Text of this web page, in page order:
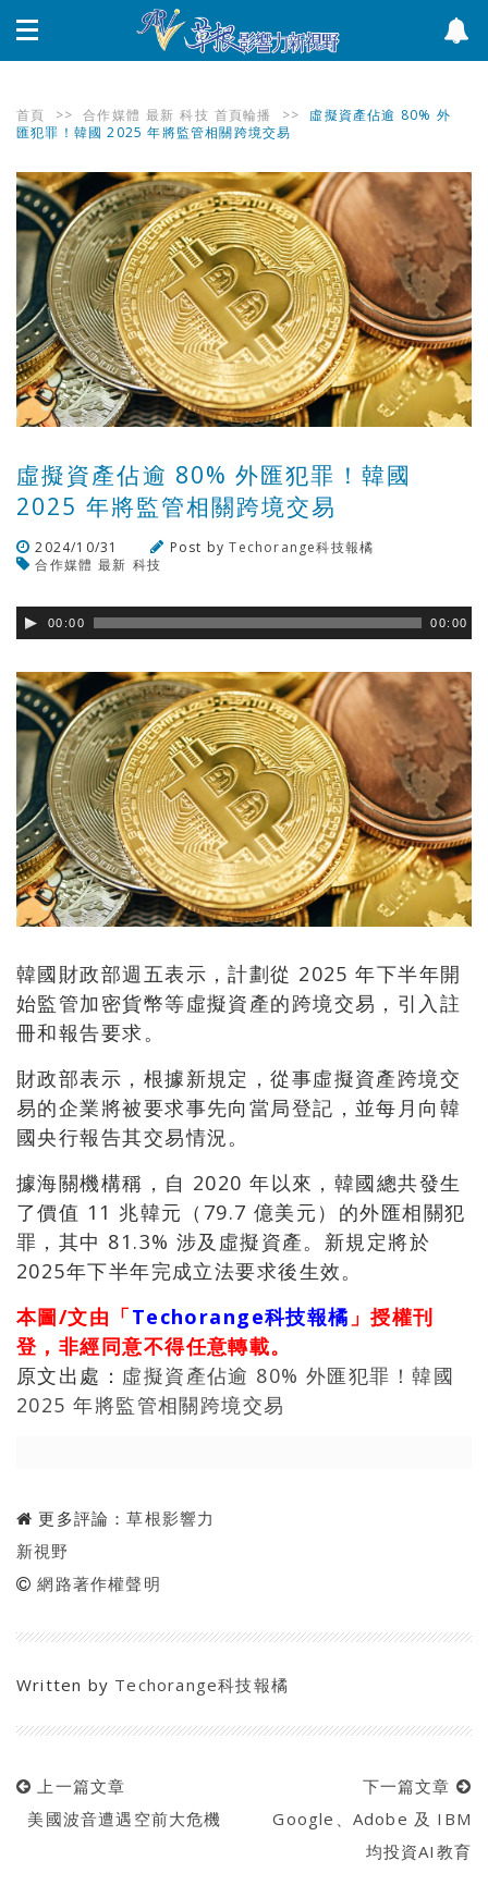
首頁 >> 合作媒體 最新 科技 首頁輪播 >>
虛擬資產佔逾 80% 外
匯犯罪！韓國 2025 年將監管相關跨境交易
虛擬資產佔逾 80% 外匯犯罪！韓國
2025 年將監管相關跨境交易
2024/10/31 Post byTechorange科技報橘
合作媒體 最新 科技
00:00 00:00
韓國財政部週五表示，計劃從 2025 年下半年開
始監管加密貨幣等虛擬資產的跨境交易，引入註
冊和報告要求。
財政部表示，根據新規定，從事虛擬資產跨境交
易的企業將被要求事先向當局登記，並每月向韓
國央行報告其交易情況。
據海關機構稱，自 2020 年以來，韓國總共發生
了價值 11 兆韓元（79.7 億美元）的外匯相關犯
罪，其中 81.3% 涉及虛擬資產。新規定將於
2025年下半年完成立法要求後生效。
本圖/文由「Techorange科技報橘 」授權刊
登，非經同意不得任意轉載。
原文出處： 虛擬資產佔逾 80% 外匯犯罪！韓國
2025 年將監管相關跨境交易
更多評論：草根影響力
新視野
網路著作權聲明
Written by Techorange科技報橘
上一篇文章
美國波音遭遇空前大危機
下一篇文章
Google、Adobe 及 IBM
均投資AI教育